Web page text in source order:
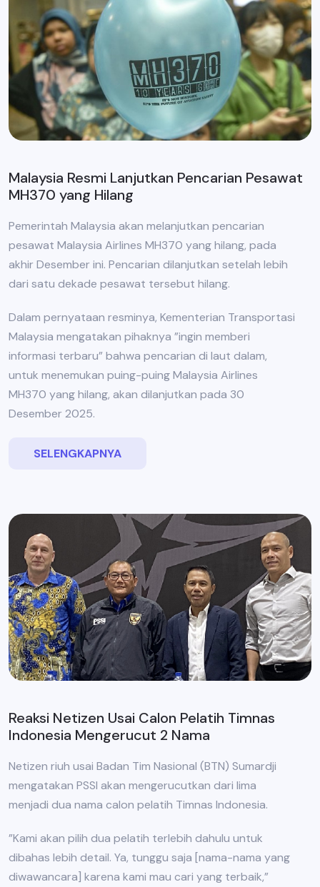
Malaysia Resmi Lanjutkan Pencarian Pesawat
MH370 yang Hilang
Pemerintah Malaysia akan melanjutkan pencarian
pesawat Malaysia Airlines MH370 yang hilang, pada
akhir Desember ini. Pencarian dilanjutkan setelah lebih
dari satu dekade pesawat tersebut hilang.
Dalam pernyataan resminya, Kementerian Transportasi
Malaysia mengatakan pihaknya ”ingin memberi
informasi terbaru” bahwa pencarian di laut dalam,
untuk menemukan puing-puing Malaysia Airlines
MH370 yang hilang, akan dilanjutkan pada 30
Desember 2025.
SELENGKAPNYA
Reaksi Netizen Usai Calon Pelatih Timnas
Indonesia Mengerucut 2 Nama
Netizen riuh usai Badan Tim Nasional (BTN) Sumardji
mengatakan PSSI akan mengerucutkan dari lima
menjadi dua nama calon pelatih Timnas Indonesia.
”Kami akan pilih dua pelatih terlebih dahulu untuk
dibahas lebih detail. Ya, tunggu saja [nama-nama yang
diwawancara] karena kami mau cari yang terbaik,”